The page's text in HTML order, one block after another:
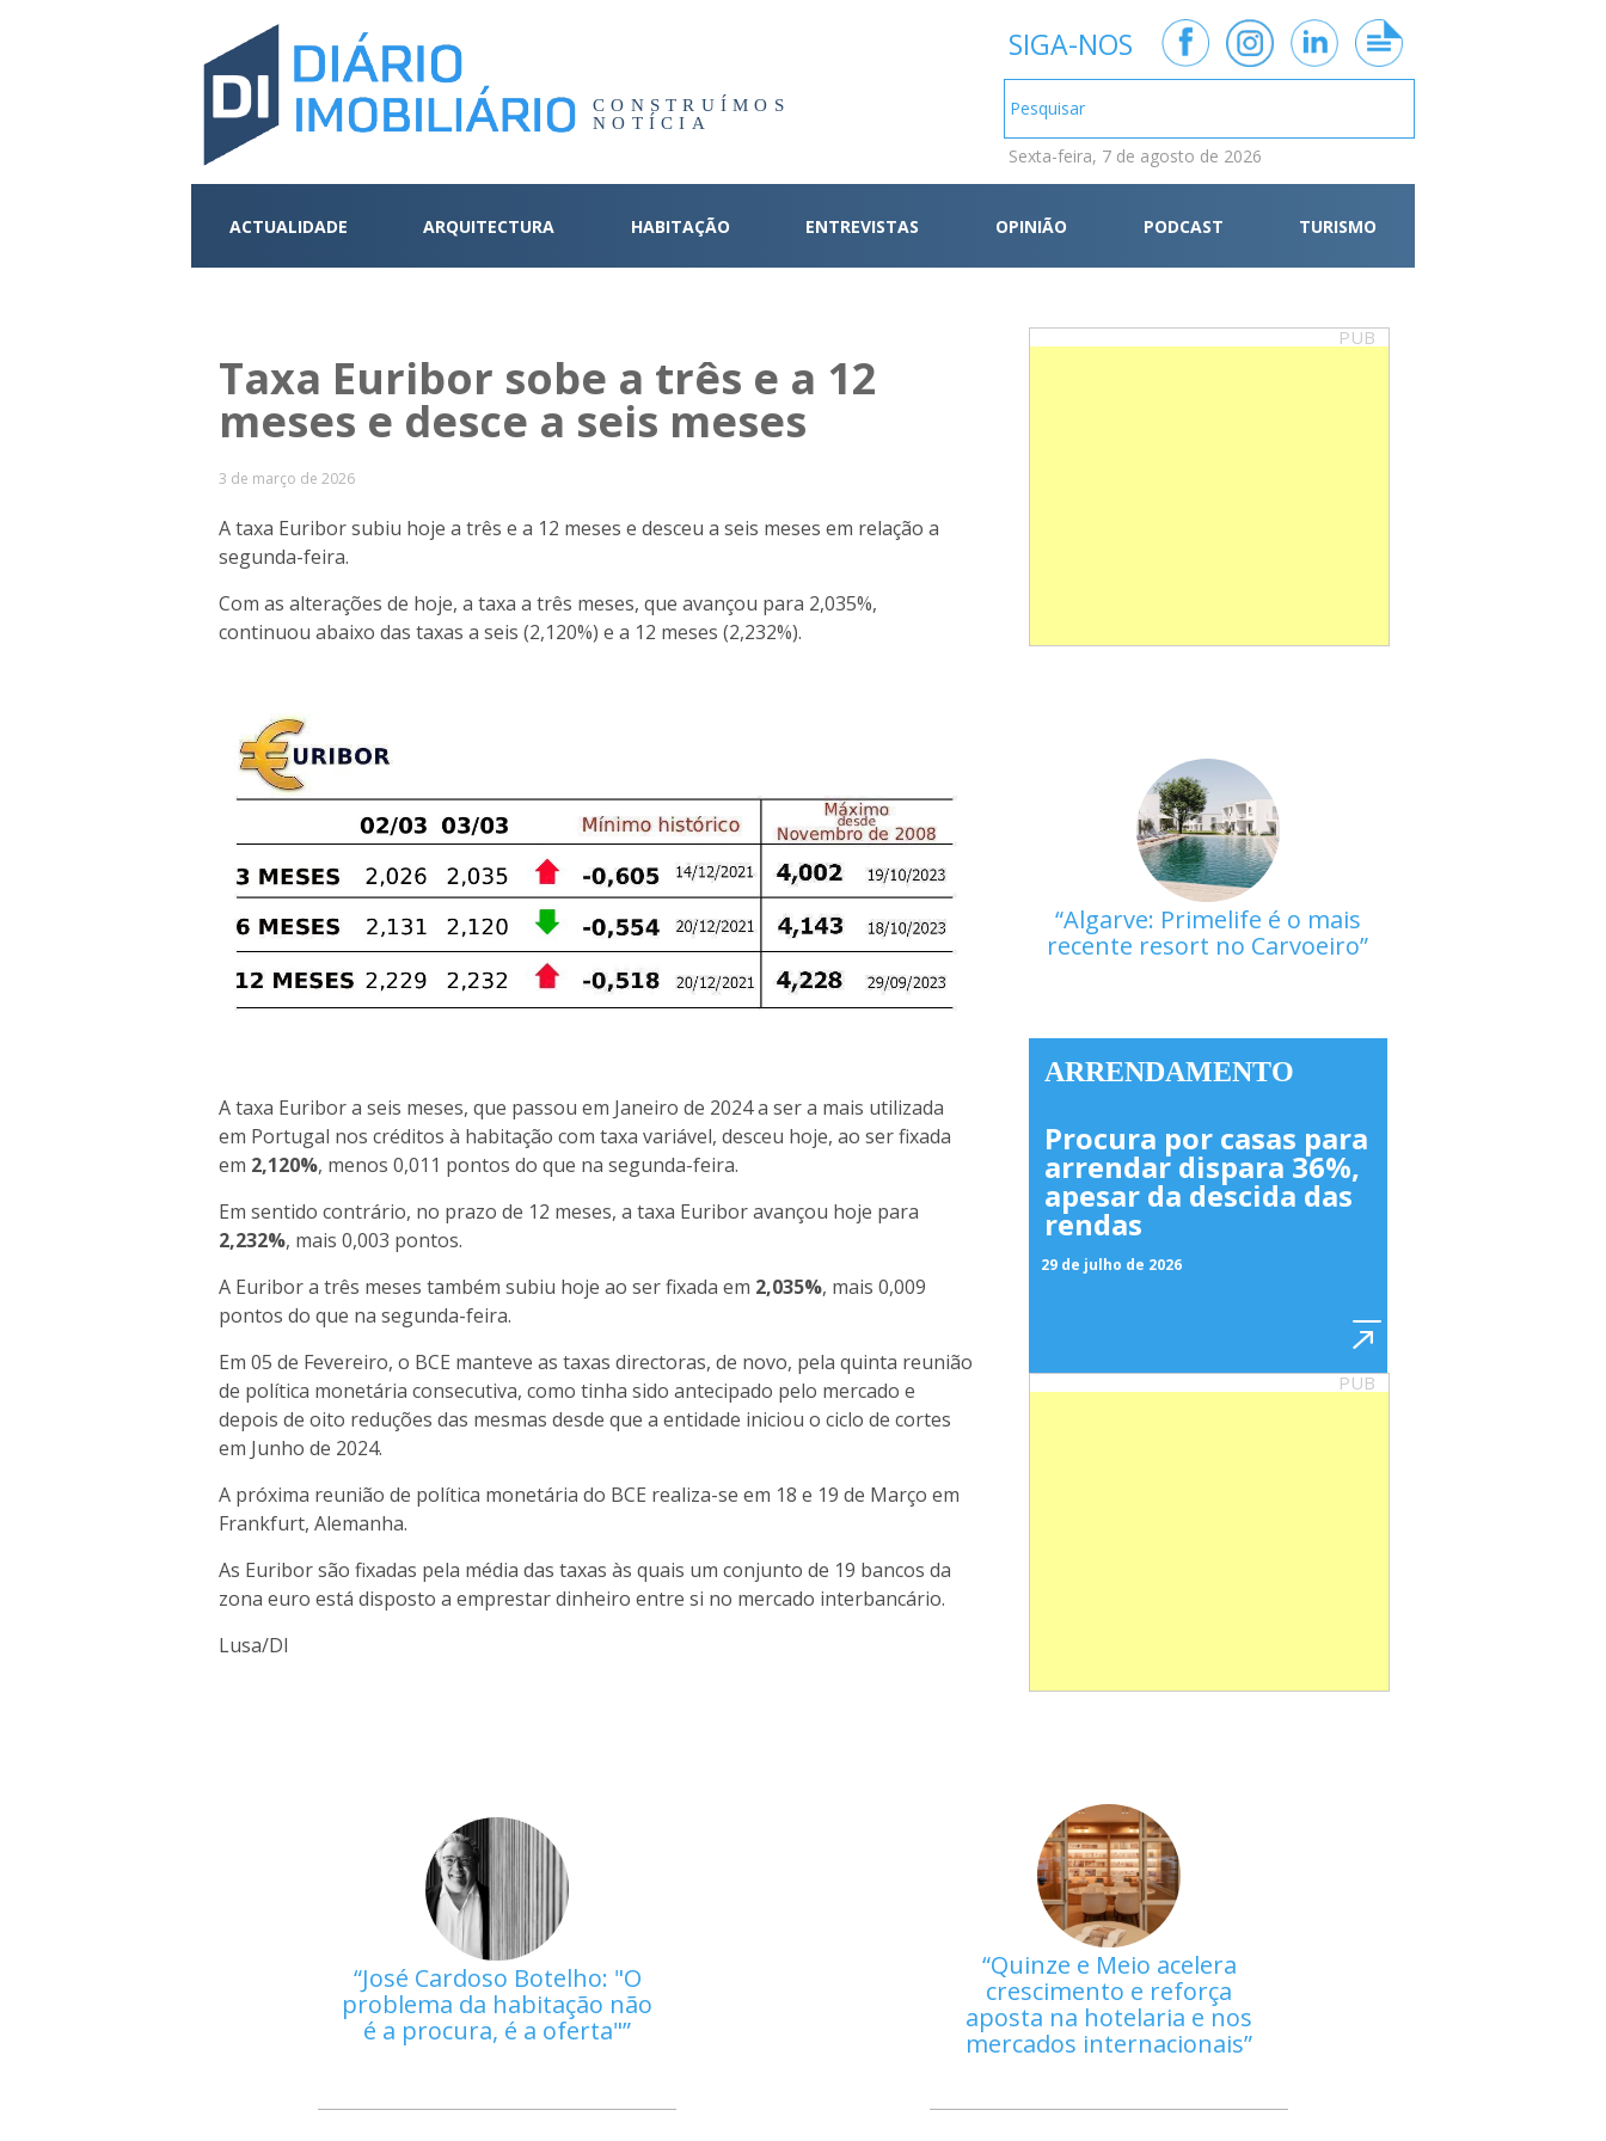
CONSTRUÍMOS
NOTÍCIA
SIGA-NOS
Sexta-feira, 7 de agosto de 2026
ACTUALIDADE ARQUITECTURA HABITAÇÃO ENTREVISTAS OPINIÃO PODCAST TURISMO
Taxa Euribor sobe a três e a 12
meses e desce a seis meses
3 de março de 2026
A taxa Euribor subiu hoje a três e a 12 meses e desceu a seis meses em relação a
segunda-feira.
Com as alterações de hoje, a taxa a três meses, que avançou para 2,035%,
continuou abaixo das taxas a seis (2,120%) e a 12 meses (2,232%).
A taxa Euribor a seis meses, que passou em Janeiro de 2024 a ser a mais utilizada
em Portugal nos créditos à habitação com taxa variável, desceu hoje, ao ser fixada
em 2,120%, menos 0,011 pontos do que na segunda-feira.
Em sentido contrário, no prazo de 12 meses, a taxa Euribor avançou hoje para
2,232%, mais 0,003 pontos.
A Euribor a três meses também subiu hoje ao ser fixada em 2,035%, mais 0,009
pontos do que na segunda-feira.
Em 05 de Fevereiro, o BCE manteve as taxas directoras, de novo, pela quinta reunião
de política monetária consecutiva, como tinha sido antecipado pelo mercado e
depois de oito reduções das mesmas desde que a entidade iniciou o ciclo de cortes
em Junho de 2024.
A próxima reunião de política monetária do BCE realiza-se em 18 e 19 de Março em
Frankfurt, Alemanha.
As Euribor são fixadas pela média das taxas às quais um conjunto de 19 bancos da
zona euro está disposto a emprestar dinheiro entre si no mercado interbancário.
Lusa/DI
PUB
Algarve: Primelife é o mais
recente resort no Carvoeiro
ARRENDAMENTO
Procura por casas para
arrendar dispara 36%,
apesar da descida das
rendas
29 de julho de 2026
PUB
José Cardoso Botelho: "O
problema da habitação não
é a procura, é a oferta"
Quinze e Meio acelera
crescimento e reforça
aposta na hotelaria e nos
mercados internacionais